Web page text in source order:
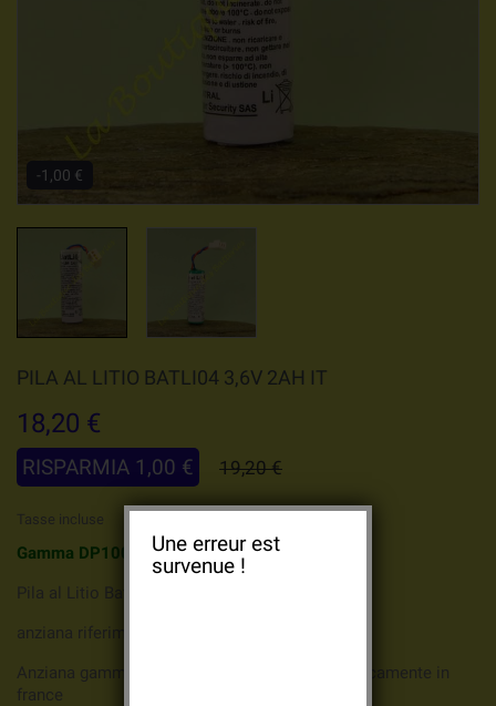
-1,00 €
PILA AL LITIO BATLI04 3,6V 2AH IT
18,20 €
RISPARMIA 1,00 € 19,20 €
Tasse incluse
Gamma DP1000 400/400 mhz DAITEM
Pila al Litio Batli04 3,6v 2Ah
anziana riferimento Batli04: D8903
Anziana gamma di allarme DAITEM venduto unicamente in
france
Une erreur est
survenue !